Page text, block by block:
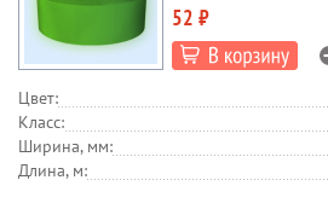
52 ₽
Цвет:
Класс:
Ширина, мм:
Длина, м: